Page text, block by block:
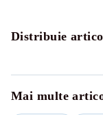
Distribuie
Mai multe